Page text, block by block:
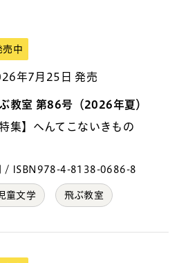
売中
年7月25日 発売
教室 第86号（2026年夏）
特集】へんてこないきもの
/ ISBN978-4-8138-0686-8
童文学 飛ぶ教室